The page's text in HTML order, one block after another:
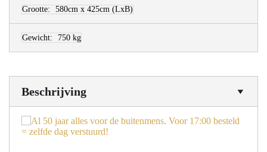
Grootte: 580cm x 425cm (LxB)
Gewicht: 750 kg
Beschrijving